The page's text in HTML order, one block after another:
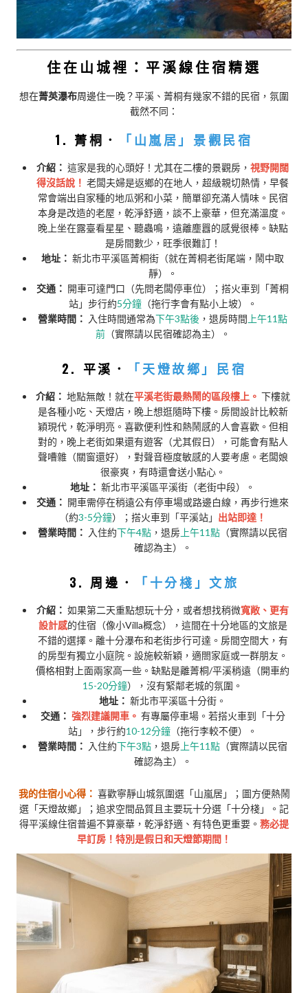
住在山城裡：平溪線住宿精選
想在菁英瀑布周邊住一晚？平溪、菁桐有幾家不錯的民宿，氛圍
截然不同：
1. 菁桐． 「山嵐居」景觀民宿
介紹： 這家是我的心頭好！尤其在二樓的景觀房， 視野開闊
得沒話說！ 老闆夫婦是返鄉的在地人，超級親切熱情，早餐
常會端出自家種的地瓜粥和小菜，簡單卻充滿人情味。民宿
本身是改造的老屋，乾淨舒適，談不上豪華，但充滿溫度。
晚上坐在露臺看星星、聽蟲鳴，遠離塵囂的感覺很棒。缺點
是房間數少，旺季很難訂！
地址： 新北市平溪區菁桐街（就在菁桐老街尾端，鬧中取
靜）。
交通： 開車可達門口（先問老闆停車位）；搭火車到「菁桐
站」步行約5分鐘（拖行李會有點小上坡）。
營業時間：
入住時間通常為下午3點後 ，退房時間 上午11點
前（實際請以民宿確認為主）。
2. 平溪． 「天燈故鄉」民宿
介紹： 地點無敵！就在平溪老街最熱鬧的區段樓上。 下樓就
是各種小吃、天燈店，晚上想逛隨時下樓。房間設計比較新
穎現代，乾淨明亮。喜歡便利性和熱鬧感的人會喜歡。但相
對的，晚上老街如果還有遊客（尤其假日），可能會有點人
聲嘈雜（關窗還好），對聲音極度敏感的人要考慮。老闆娘
很豪爽，有時還會送小點心。
地址： 新北市平溪區平溪街（老街中段）。
交通： 開車需停在稍遠公有停車場或路邊白線，再步行進來
（約3-5分鐘）；搭火車到「平溪站」 出站即達！
營業時間：
入住約下午4點 ，退房 上午11點 （實際請以民宿
確認為主）。
3. 周邊． 「十分棧」文旅
介紹： 如果第二天重點想玩十分，或者想找稍微寬敞、更有
設計感的住宿（像小Villa概念），這間在十分地區的文旅是
不錯的選擇。離十分瀑布和老街步行可達。房間空間大，有
的房型有獨立小庭院。設施較新穎，適閤家庭或一群朋友。
價格相對上面兩家高一些。缺點是離菁桐/平溪稍遠（開車約
15-20分鐘），沒有緊鄰老城的氛圍。
地址： 新北市平溪區十分街。
交通： 強烈建議開車。 有專屬停車場。若搭火車到「十分
站」，步行約10-12分鐘 （拖行李較不便）。
營業時間：
入住約下午3點 ，退房 上午11點 （實際請以民宿
確認為主）。
我的住宿小心得： 喜歡寧靜山城氛圍選「山嵐居」；圖方便熱鬧
選「天燈故鄉」；追求空間品質且主要玩十分選「十分棧」。記
得平溪線住宿普遍不算豪華，乾淨舒適、有特色更重要。 務必提
早訂房！特別是假日和天燈節期間！